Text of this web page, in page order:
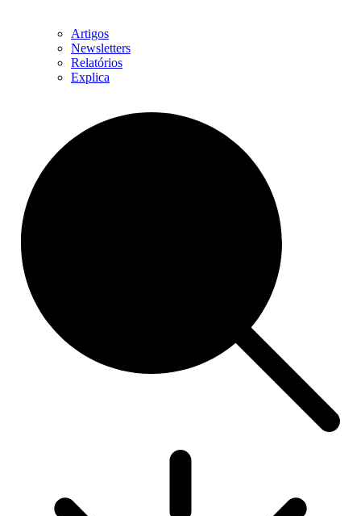
Artigos
Newsletters
Relatórios
Explica